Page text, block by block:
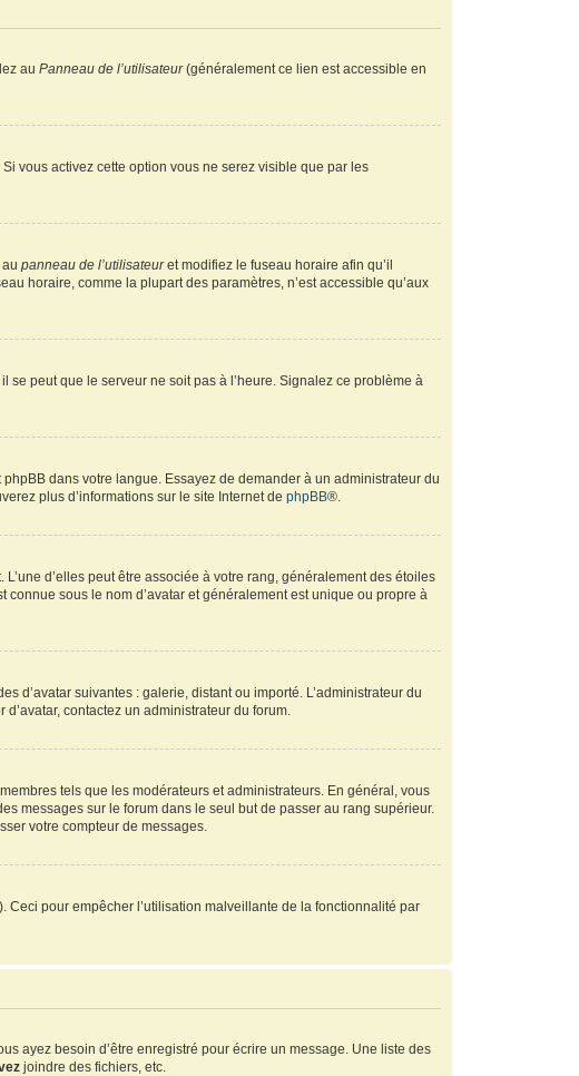
auPanneau de l’utilisateur(généralement ce lien est accessible en
Si vous activez cette option vous ne serez visible que par les
aupanneau de l’utilisateuret modifiez le fuseau horaire afin qu’il
horaire, comme la plupart des paramètres, n’est accessible qu’aux
se peut que le serveur ne soit pas à l’heure. Signalez ce problème à
dans votre langue. Essayez de demander à un administrateur du
plus d’informations sur le site Internet dephpBB®.
d’elles peut être associée à votre rang, généralement des étoiles
sous le nom d’avatar et généralement est unique ou propre à
d’avatar suivantes : galerie, distant ou importé. L’administrateur du
contactez un administrateur du forum.
tels que les modérateurs et administrateurs. En général, vous
messages sur le forum dans le seul but de passer au rang supérieur.
votre compteur de messages.
Ceci pour empêcher l’utilisation malveillante de la fonctionnalité par
ayez besoin d’être enregistré pour écrire un message. Une liste des
joindre des fichiers, etc.